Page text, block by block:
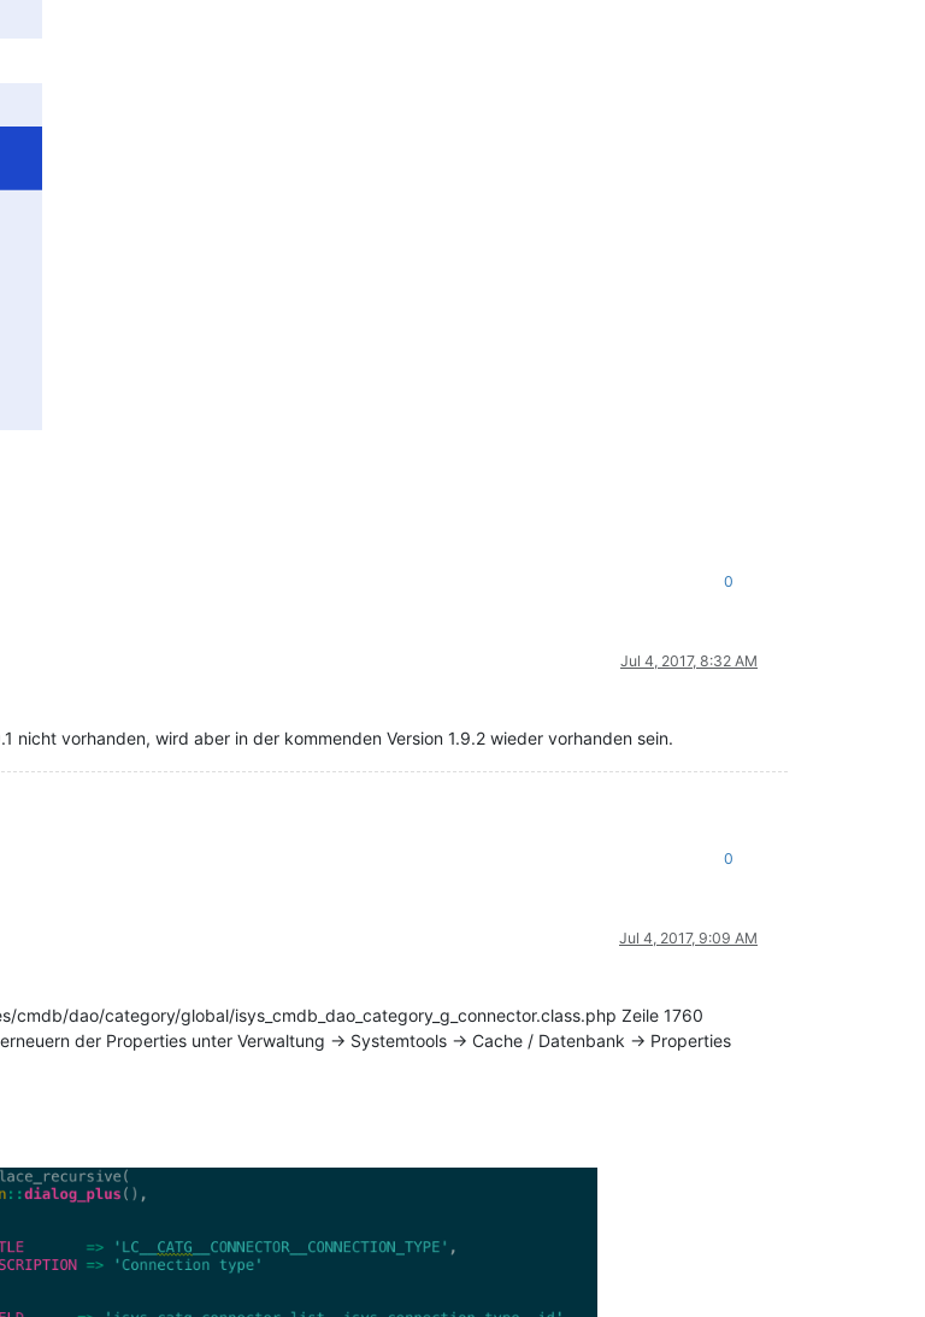
0
Jul 4, 2017, 8:32 AM
nicht vorhanden, wird aber in der kommenden Version 1.9.2 wieder vorhanden sein.
0
Jul 4, 2017, 9:09 AM
cmdb/dao/category/global/isys_cmdb_dao_category_g_connector.class.php Zeile 1760
der Properties unter Verwaltung -> Systemtools -> Cache / Datenbank -> Properties